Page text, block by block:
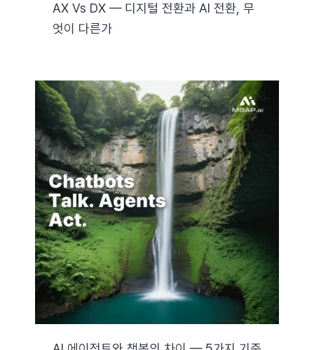
AX Vs DX — 디지털 전환과 AI 전환, 무
엇이 다른가